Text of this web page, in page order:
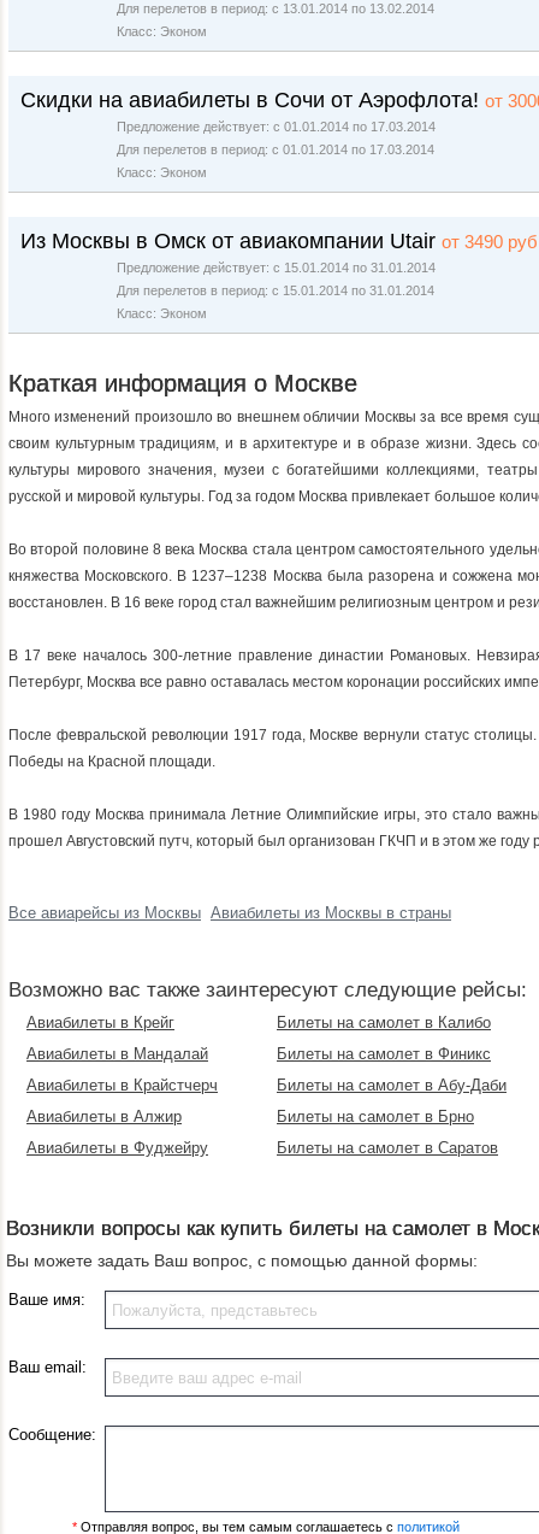
Для перелетов в период: с 13.01.2014 по 13.02.2014
Класс: Эконом
Скидки на авиабилеты в Сочи от Аэрофлота! от
Предложение действует: с 01.01.2014 по 17.03.2014
Для перелетов в период: с 01.01.2014 по 17.03.2014
Класс: Эконом
Из Москвы в Омск от авиакомпании Utair от 3490
Предложение действует: с 15.01.2014 по 31.01.2014
Для перелетов в период: с 15.01.2014 по 31.01.2014
Класс: Эконом
Краткая информация о Москве
Много изменений произошло во внешнем обличии Москвы за все время
своим культурным традициям, и в архитектуре и в образе жизни. Здесь
культуры мирового значения, музеи с богатейшими коллекциями,
русской и мировой культуры. Год за годом Москва привлекает большое
Во второй половине 8 века Москва стала центром самостоятельного
княжества Московского. В 1237–1238 Москва была разорена и сожжена
восстановлен. В 16 веке город стал важнейшим религиозным центром и
В 17 веке началось 300-летние правление династии Романовых.
Петербург, Москва все равно оставалась местом коронации российских
После февральской революции 1917 года, Москве вернули статус
Победы на Красной площади.
В 1980 году Москва принимала Летние Олимпийские игры, это стало
прошел Августовский путч, который был организован ГКЧП и в этом же
Все авиарейсы из Москвы Авиабилеты из Москвы в страны
Возможно вас также заинтересуют следующие рейсы:
Авиабилеты в Крейг
Авиабилеты в Мандалай
Авиабилеты в Крайстчерч
Авиабилеты в Алжир
Авиабилеты в Фуджейру
Билеты на самолет в Калибо
Билеты на самолет в Финикс
Билеты на самолет в Абу-Даби
Билеты на самолет в Брно
Билеты на самолет в Саратов
Возникли вопросы как купить билеты на самолет в
Вы можете задать Ваш вопрос, с помощью данной формы:
Ваше имя:
Ваш email:
Сообщение:
* Отправляя вопрос, вы тем самым соглашаетесь с политикой